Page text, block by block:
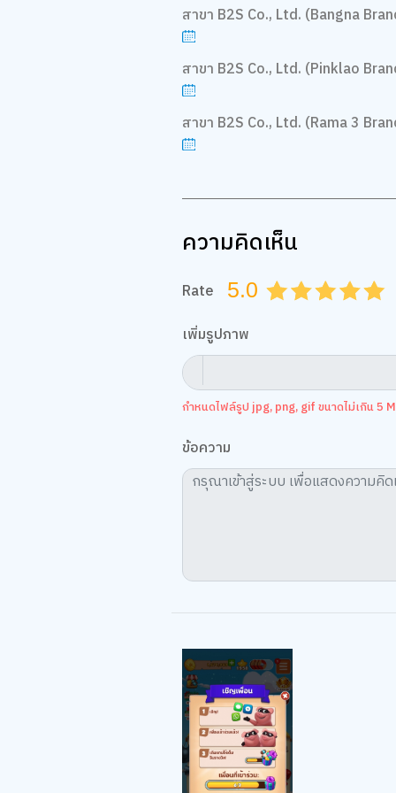
สาขา B2S Co., Ltd. (Bangna
สาขา B2S Co., Ltd. (Pinklao
สาขา B2S Co., Ltd. (Rama 3
ความคิดเห็น
Rate 5.0 4.5
4.0
3.5
3.0
2.5
2.0
1.5
1.0
0.5
เพิ่มรูปภาพ
กำหนดไฟล์รูป jpg, png, gif ขนาดไม่เกิน 5
ข้อความ